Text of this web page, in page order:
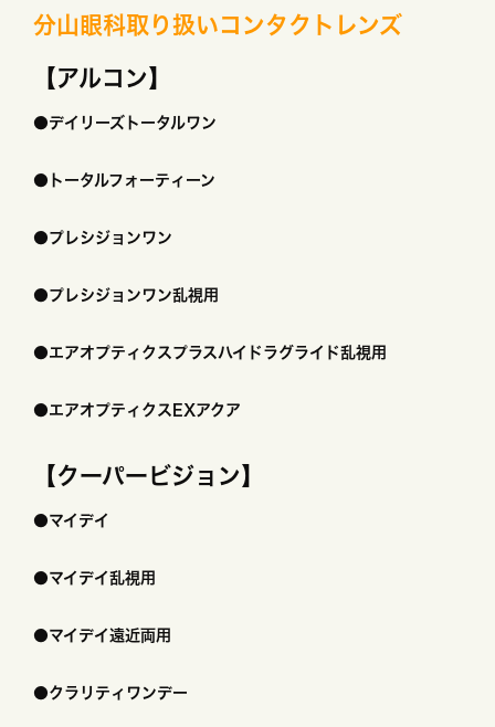
分山眼科取り扱いコンタクトレンズ
【アルコン】
●デイリーズトータルワン
●トータルフォーティーン
●プレシジョンワン
●プレシジョンワン乱視用
●エアオプティクスプラスハイドラグライド乱視用
●エアオプティクスEXアクア
【クーパービジョン】
●マイデイ
●マイデイ乱視用
●マイデイ遠近両用
●クラリティワンデー